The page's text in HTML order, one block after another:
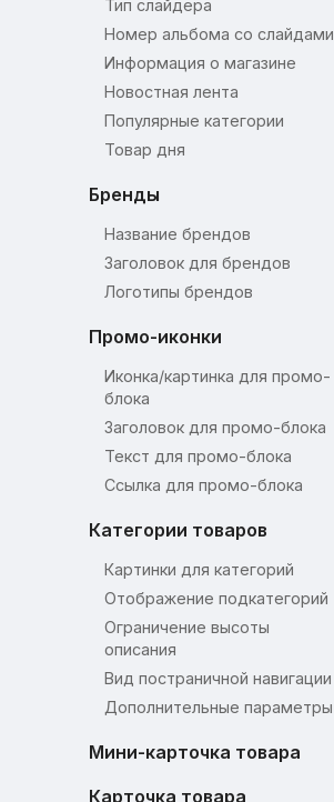
Тип слайдера
Номер альбома со слайдами
Информация о магазине
Новостная лента
Популярные категории
Товар дня
Бренды
Название брендов
Заголовок для брендов
Логотипы брендов
Промо-иконки
Иконка/картинка для промо-
блока
Заголовок для промо-блока
Текст для промо-блока
Ссылка для промо-блока
Категории товаров
Картинки для категорий
Отображение подкатегорий
Ограничение высоты
описания
Вид постраничной навигации
Дополнительные параметры
Мини-карточка товара
Карточка товара